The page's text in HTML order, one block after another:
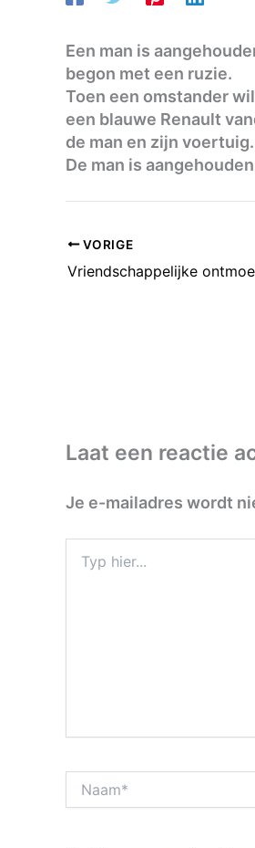
Een man is
begon met een ruzie.
Toen een omstander
een blauwe Renault
de man en zijn
De man is
VORIGE
Laat een reactie
Je e-mailadres wordt
hier...